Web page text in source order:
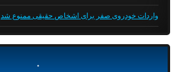
واردات خودروی صفر برای اشخاص حقیقی ممنوع شد
.